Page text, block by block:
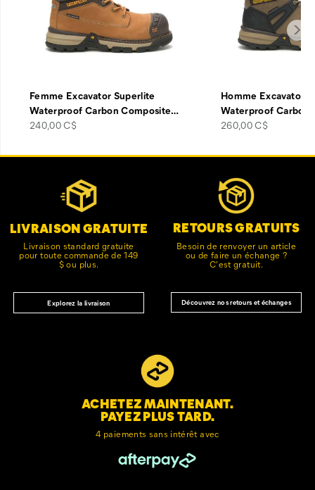
Femme Excavator Superlite
Waterproof Carbon Composite…
price
240,00 C$
Homme Excavator
Waterproof Carbon
price
260,00 C$
Liens
pageLIVRAISON GRATUITE
Livraison standard gratuite
pour toute commande de 149
$ ou plus.
Explorez la livraison
RETOURS GRATUITS
Besoin de renvoyer un article
ou de faire un échange ?
C'est gratuit.
Découvrez nos retours et échanges
ACHETEZ MAINTENANT.
PAYEZ PLUS TARD.
4 paiements sans intérêt avec